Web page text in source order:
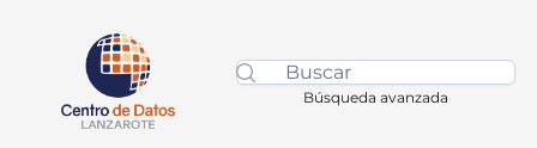
Búsqueda avanzada